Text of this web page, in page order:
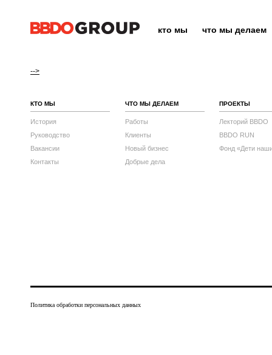
кто мы что мы делаем
-->
КТО МЫ
История
Руководство
Вакансии
Контакты
ЧТО МЫ ДЕЛАЕМ
Работы
Клиенты
Новый бизнес
Добрые дела
ПРОЕКТЫ
Лекторий BBDO
BBDO RUN
Фонд «Дети
Политика обработки персональных данных